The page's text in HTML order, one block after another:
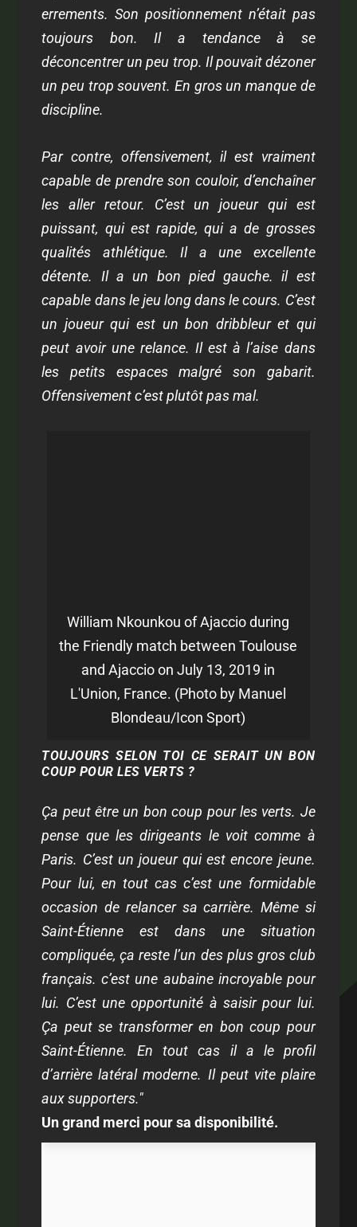
errements. Son positionnement n’était pas
toujours bon. Il a tendance à se
déconcentrer un peu trop. Il pouvait dézoner
un peu trop souvent. En gros un manque de
discipline.
Par contre, offensivement, il est vraiment
capable de prendre son couloir, d’enchaîner
les aller retour. C’est un joueur qui est
puissant, qui est rapide, qui a de grosses
qualités athlétique. Il a une excellente
détente. Il a un bon pied gauche. il est
capable dans le jeu long dans le cours. C’est
un joueur qui est un bon dribbleur et qui
peut avoir une relance. Il est à l’aise dans
les petits espaces malgré son gabarit.
Offensivement c’est plutôt pas mal.
William Nkounkou of Ajaccio during
the Friendly match between Toulouse
and Ajaccio on July 13, 2019 in
L'Union, France. (Photo by Manuel
Blondeau/Icon Sport)
TOUJOURS SELON TOI CE SERAIT UN BON
COUP POUR LES VERTS ?
Ça peut être un bon coup pour les verts. Je
pense que les dirigeants le voit comme à
Paris. C’est un joueur qui est encore jeune.
Pour lui, en tout cas c’est une formidable
occasion de relancer sa carrière. Même si
Saint-Étienne est dans une situation
compliquée, ça reste l’un des plus gros club
français. c’est une aubaine incroyable pour
lui. C’est une opportunité à saisir pour lui.
Ça peut se transformer en bon coup pour
Saint-Étienne. En tout cas il a le profil
d’arrière latéral moderne. Il peut vite plaire
aux supporters."
Un grand merci pour sa disponibilité.